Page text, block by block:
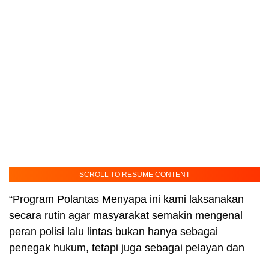
SCROLL TO RESUME CONTENT
“Program Polantas Menyapa ini kami laksanakan
secara rutin agar masyarakat semakin mengenal
peran polisi lalu lintas bukan hanya sebagai
penegak hukum, tetapi juga sebagai pelayan dan